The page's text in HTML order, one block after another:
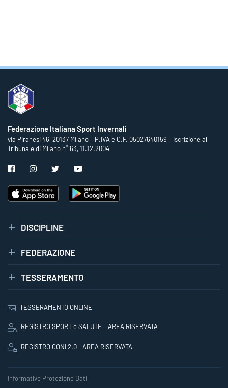
Federazione Italiana Sport Invernali
via Piranesi 46, 20137 Milano – P.IVA e C.F. 05027640159 – Iscrizione al
Tribunale di Milano n° 63, 11.12.2004
DISCIPLINE
FEDERAZIONE
TESSERAMENTO
TESSERAMENTO ONLINE
REGISTRO SPORT e SALUTE – AREA RISERVATA
REGISTRO CONI 2.0 - AREA RISERVATA
Informative Protezione Dati